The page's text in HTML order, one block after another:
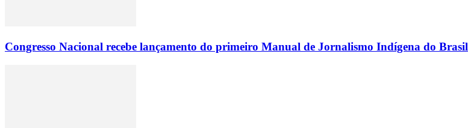
Congresso Nacional recebe lançamento do primeiro Manual de Jornalismo Indígena do Brasil